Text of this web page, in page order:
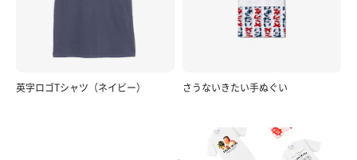
英字ロゴTシャツ（ネイビー） さうないきたい手ぬぐい